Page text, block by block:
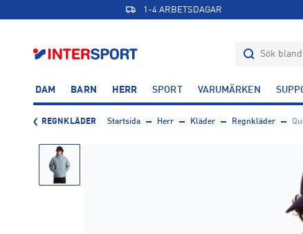
1-4 ARBETSDAGAR
DAM BARN HERR SPORT VARUMÄRKEN
REGNKLÄDER Startsida Herr Kläder Regnkläder